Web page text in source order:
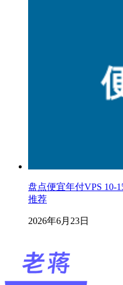
盘点便宜年付VPS 10-
推荐
2026年6月23日